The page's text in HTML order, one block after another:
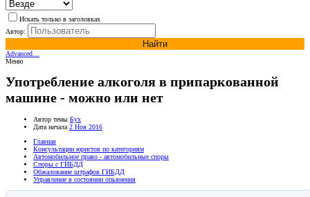
Искать только в заголовках
Автор:
Найти
Advanced…
Меню
Употребление алкоголя в припаркованной
машине - можно или нет
Автор темы Бух
Дата начала 2 Ноя 2016
Главная
Консультации юристов по категориям
Автомобильное право - автомобильные споры
Споры с ГИБДД
Обжалование штрафов ГИБДД
Управление в состоянии опьянения